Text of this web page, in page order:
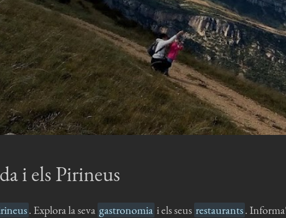
i els Pirineus
. Explora la seva gastronomia i els seus restaurants.